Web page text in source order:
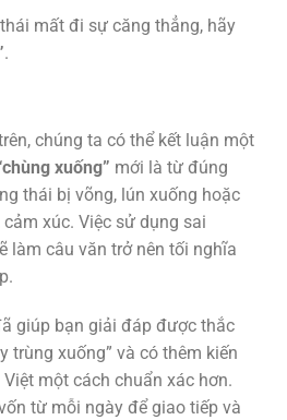
mất đi sự căng thẳng, hãy
.
chúng ta có thể kết luận một
xuống” mới là từ đúng
thái bị võng, lún xuống hoặc
xúc. Việc sử dụng sai
làm câu văn trở nên tối nghĩa
giúp bạn giải đáp được thắc
trùng xuống” và có thêm kiến
một cách chuẩn xác hơn.
từ mỗi ngày để giao tiếp và